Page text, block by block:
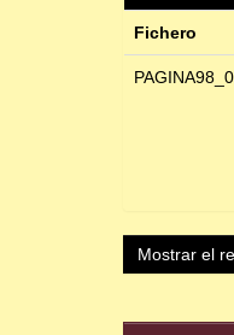
Fichero
Mostrar el